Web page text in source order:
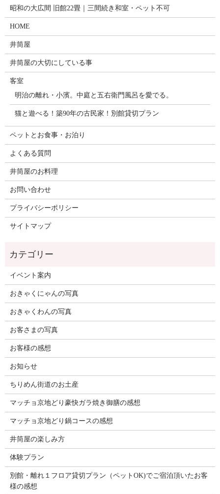
昭和の大広間 旧館22畳｜三間続き和室・ペット不可
HOME
井筒屋
井筒屋の大切にしている事
客室
明治の離れ・小濱。中庭と五右衛門風呂を愛でる。
猫と遊べる！築90年の古民家！別館貸切プラン
ペットとお食事・お泊り
よくある質問
井筒屋のお料理
お問い合わせ
プライバシーポリシー
サイトマップ
イベント案内
おきゃくにゃんの写真
おきゃくわんの写真
お客さまの写真
お客様の感想
お知らせ
ちりめん街道のお土産
マッチョ京地どり豪快ガラ焼き御膳の感想
マッチョ京地どり鍋コースの感想
井筒屋の楽しみ方
体験プラン
別館・離れ１フロア貸切プラン（ペットOK)でご宿泊頂いたお客
様の感想